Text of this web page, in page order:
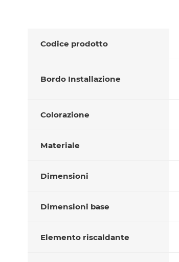
Codice prodotto
Bordo Installazione
Colorazione
Materiale
Dimensioni
Dimensioni base
Elemento riscaldante